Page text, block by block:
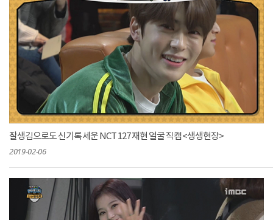
잘생김으로도 신기록 세운 NCT 127 재현 얼굴 직캠 <생생현장>
2019-02-06